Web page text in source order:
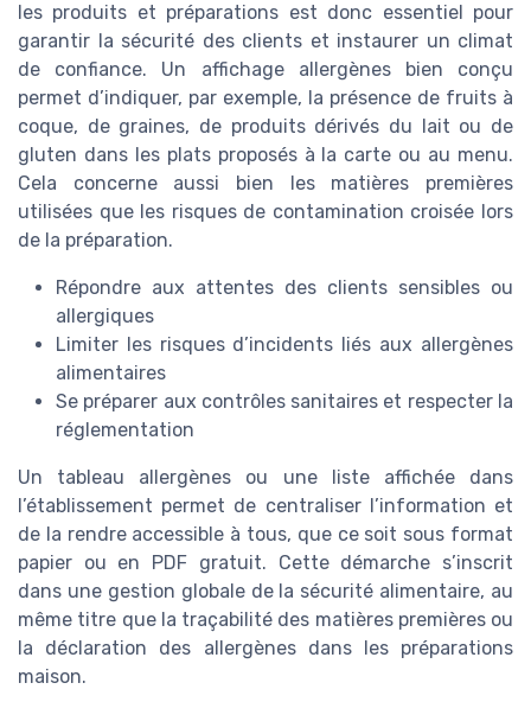
les produits et préparations est donc essentiel pour
garantir la sécurité des clients et instaurer un climat
de confiance. Un affichage allergènes bien conçu
permet d’indiquer, par exemple, la présence de fruits à
coque, de graines, de produits dérivés du lait ou de
gluten dans les plats proposés à la carte ou au menu.
Cela concerne aussi bien les matières premières
utilisées que les risques de contamination croisée lors
de la préparation.
Répondre aux attentes des clients sensibles ou
allergiques
Limiter les risques d’incidents liés aux allergènes
alimentaires
Se préparer aux contrôles sanitaires et respecter la
réglementation
Un tableau allergènes ou une liste affichée dans
l’établissement permet de centraliser l’information et
de la rendre accessible à tous, que ce soit sous format
papier ou en PDF gratuit. Cette démarche s’inscrit
dans une gestion globale de la sécurité alimentaire, au
même titre que la traçabilité des matières premières ou
la déclaration des allergènes dans les préparations
maison.